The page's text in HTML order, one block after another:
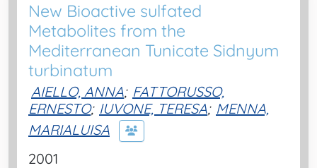
New Bioactive sulfated
Metabolites from the
Mediterranean Tunicate Sidnyum
turbinatum
AIELLO, ANNA; FATTORUSSO,
ERNESTO; IUVONE, TERESA; MENNA,
MARIALUISA
2001